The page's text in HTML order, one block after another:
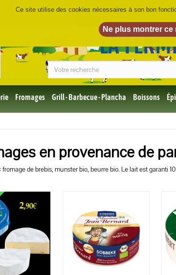
LA
Fromages Grill - Barbecue - Plancha Boissons
en provenance de
de brebis, munster bio, beurre bio. Le lait est
Ce site utilise des cookies nécessaires à son bon